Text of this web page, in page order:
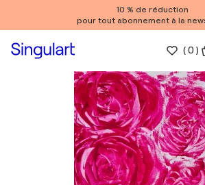
10 % de réduction
pour tout abonnement à la
(0 )